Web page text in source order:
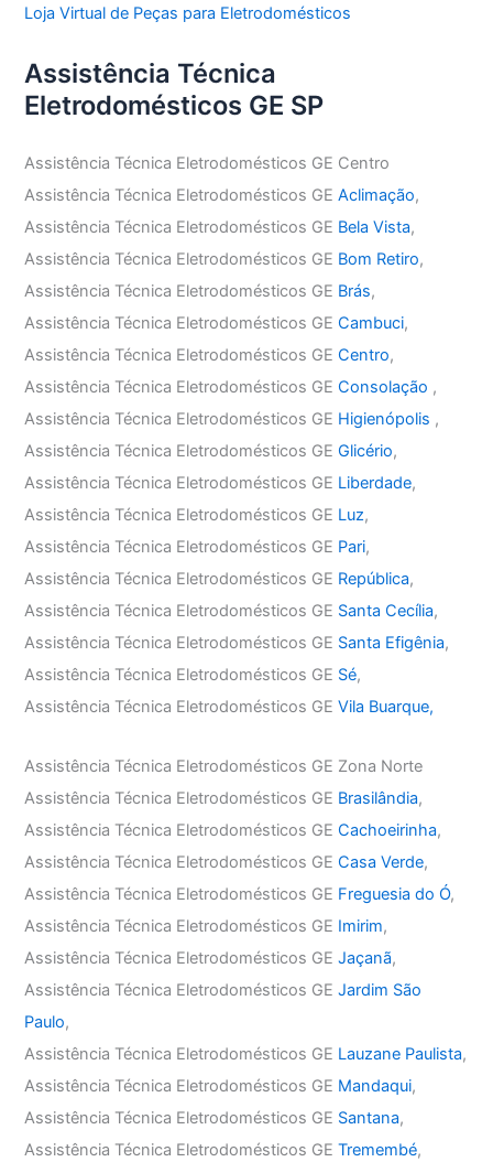
Loja Virtual de Peças para Eletrodomésticos
Assistência Técnica
Eletrodomésticos GE SP
Assistência Técnica Eletrodomésticos GE Centro
Assistência Técnica Eletrodomésticos GEAclimação,
Assistência Técnica Eletrodomésticos GE Bela Vista,
Assistência Técnica Eletrodomésticos GE Bom Retiro,
Assistência Técnica Eletrodomésticos GE Brás,
Assistência Técnica Eletrodomésticos GECambuci,
Assistência Técnica Eletrodomésticos GECentro,
Assistência Técnica Eletrodomésticos GEConsolação ,
Assistência Técnica Eletrodomésticos GE Higienópolis ,
Assistência Técnica Eletrodomésticos GEGlicério,
Assistência Técnica Eletrodomésticos GE Liberdade,
Assistência Técnica Eletrodomésticos GE Luz,
Assistência Técnica Eletrodomésticos GE Pari,
Assistência Técnica Eletrodomésticos GE República,
Assistência Técnica Eletrodomésticos GE Santa Cecília,
Assistência Técnica Eletrodomésticos GE Santa Efigênia,
Assistência Técnica Eletrodomésticos GE Sé,
Assistência Técnica Eletrodomésticos GEVila Buarque,
Assistência Técnica Eletrodomésticos GE Zona Norte
Assistência Técnica Eletrodomésticos GE Brasilândia,
Assistência Técnica Eletrodomésticos GECachoeirinha,
Assistência Técnica Eletrodomésticos GECasa Verde,
Assistência Técnica Eletrodomésticos GE Freguesia do Ó,
Assistência Técnica Eletrodomésticos GE Imirim,
Assistência Técnica Eletrodomésticos GEJaçanã,
Assistência Técnica Eletrodomésticos GEJardim São
Paulo,
Assistência Técnica Eletrodomésticos GE Lauzane Paulista,
Assistência Técnica Eletrodomésticos GE Mandaqui,
Assistência Técnica Eletrodomésticos GE Santana,
Assistência Técnica Eletrodomésticos GETremembé,